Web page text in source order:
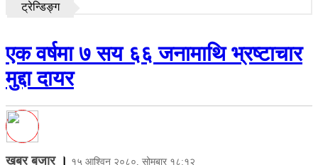
ट्रेन्डिङ्ग
एक वर्षमा ७ सय ६६ जनामाथि भ्रष्टाचार
मुद्दा दायर
खबर बजार। १५ आश्विन २०८०, सोमबार १८:१२